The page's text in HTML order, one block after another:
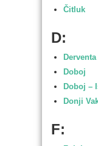
Čitluk
D:
Derventa
Doboj
Doboj –
Donji
F: